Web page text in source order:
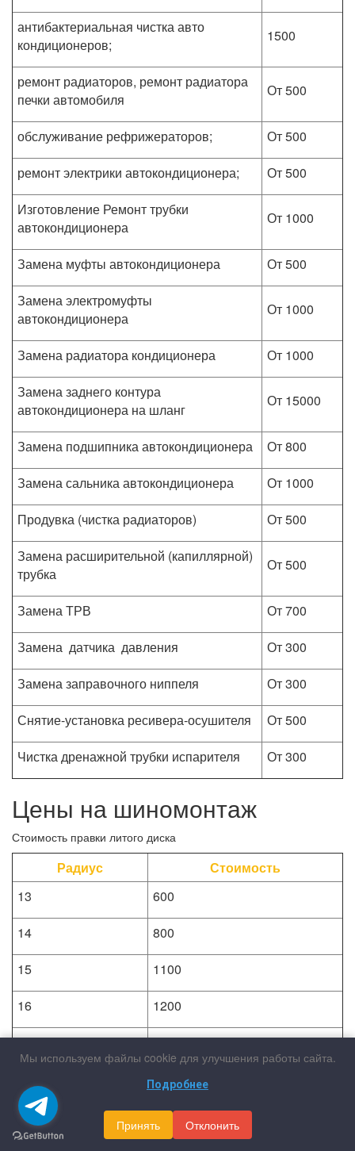
антибактериальная чистка авто
кондиционеров;
1500
ремонт радиаторов, ремонт радиатора
печки автомобиля
От 500
обслуживание рефрижераторов;
От 500
ремонт электрики автокондиционера;
От 500
Изготовление Ремонт трубки
автокондиционера
От 1000
Замена муфты автокондиционера
От 500
Замена электромуфты
автокондиционера
От 1000
Замена радиатора кондиционера
От 1000
Замена заднего контура
автокондиционера на шланг
От 15000
Замена подшипника автокондиционера
От 800
Замена сальника автокондиционера
От 1000
Продувка (чистка радиаторов)
От 500
Замена расширительной (капиллярной)
трубка
От 500
Замена ТРВ
От 700
Замена датчика давления
От 300
Замена заправочного ниппеля
От 300
Снятие-установка ресивера-осушителя
От 500
Чистка дренажной трубки испарителя
От 300
Цены на шиномонтаж
Стоимость правки литого диска
Радиус
Стоимость
13
600
14
800
15
1100
16
1200
17
1400
1900
19
2200
Мы используем файлы cookie для улучшения работы сайта.
Подробнее
Принять Отклонить